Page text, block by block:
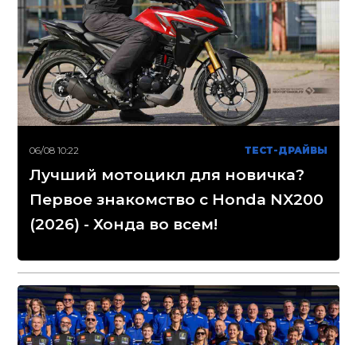
06/08 10:22 ТЕСТ-ДРАЙВЫ
Лучший мотоцикл для новичка?
Первое знакомство с Honda NX200
(2026) - Хонда во всем!